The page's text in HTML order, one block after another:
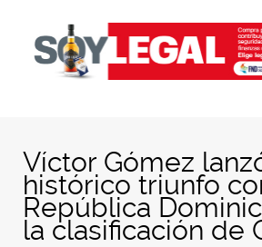
Víctor Gómez
histórico triunfo
República
la clasificación de